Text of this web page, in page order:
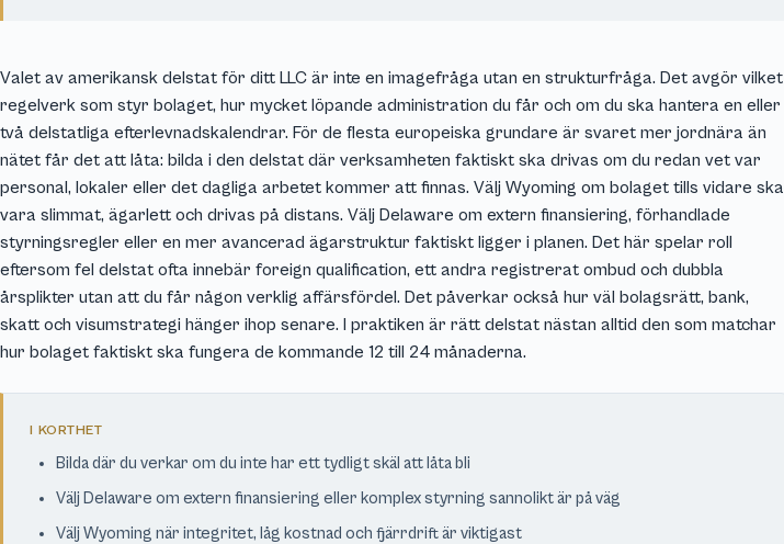
Valet av amerikansk delstat för ditt LLC är inte en imagefråga utan en strukturfråga. Det avgör vilket
regelverk som styr bolaget, hur mycket löpande administration du får och om du ska hantera en eller
två delstatliga efterlevnadskalendrar. För de flesta europeiska grundare är svaret mer jordnära än
nätet får det att låta: bilda i den delstat där verksamheten faktiskt ska drivas om du redan vet var
personal, lokaler eller det dagliga arbetet kommer att finnas. Välj Wyoming om bolaget tills vidare ska
vara slimmat, ägarlett och drivas på distans. Välj Delaware om extern finansiering, förhandlade
styrningsregler eller en mer avancerad ägarstruktur faktiskt ligger i planen. Det här spelar roll
eftersom fel delstat ofta innebär foreign qualification, ett andra registrerat ombud och dubbla
årsplikter utan att du får någon verklig affärsfördel. Det påverkar också hur väl bolagsrätt, bank,
skatt och visumstrategi hänger ihop senare. I praktiken är rätt delstat nästan alltid den som matchar
hur bolaget faktiskt ska fungera de kommande 12 till 24 månaderna.
I KORTHET
Bilda där du verkar om du inte har ett tydligt skäl att låta bli
Välj Delaware om extern finansiering eller komplex styrning sannolikt är på väg
Välj Wyoming när integritet, låg kostnad och fjärrdrift är viktigast